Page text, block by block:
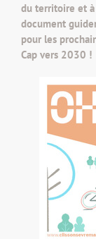
du territoire et
document
pour les
Cap vers 2030 !